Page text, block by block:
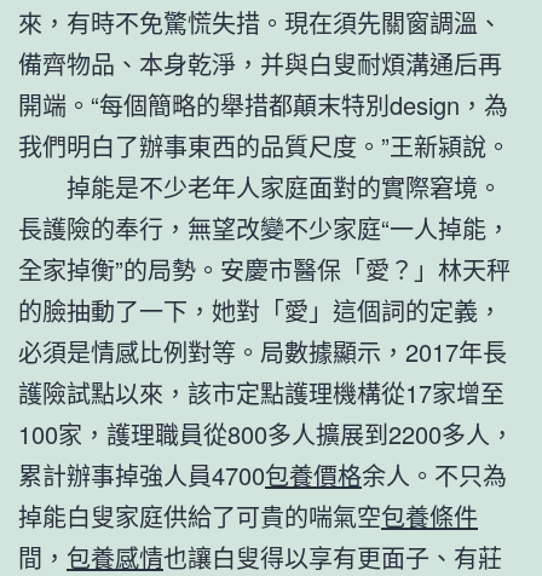
來，有時不免驚慌失措。現在須先關窗調溫、
備齊物品、本身乾淨，并與白叟耐煩溝通后再
開端。“每個簡略的舉措都顛末特別design，為
我們明白了辦事東西的品質尺度。”王新潁說。
掉能是不少老年人家庭面對的實際窘境。
長護險的奉行，無望改變不少家庭“一人掉能，
全家掉衡”的局勢。安慶市醫保「愛？」林天秤
的臉抽動了一下，她對「愛」這個詞的定義，
必須是情感比例對等。局數據顯示，2017年長
護險試點以來，該市定點護理機構從17家增至
100家，護理職員從800多人擴展到2200多人，
累計辦事掉強人員4700包養價格余人。不只為
掉能白叟家庭供給了可貴的喘氣空包養條件
間， 包養感情也讓白叟得以享有更面子、有莊